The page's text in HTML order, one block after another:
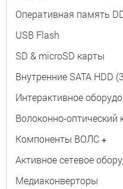
Оперативная память
USB Flash
SD & microSD карты
Внутренние SATA HDD
Интерактивное
Волоконно-оптический
Компоненты ВОЛС +
Активное сетевое
Медиаконверторы